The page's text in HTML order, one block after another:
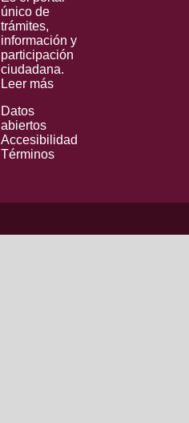
único de
trámites,
información y
participación
ciudadana.
Leer más
Datos
abiertos
Accesibilidad
Términos